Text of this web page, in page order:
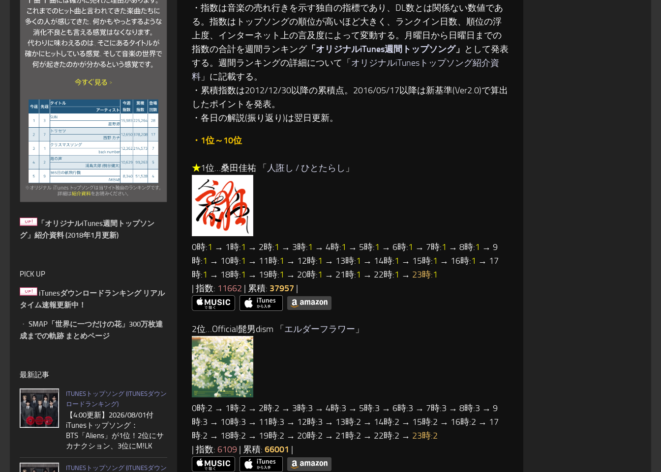
・指数は音楽の売れ行きを示す独自の指標であり、DL数とは関係ない数値であ
る。指数はトップソングの順位が高いほど大きく、ランクイン日数、順位の浮
上度、インターネット上の言及度によって変動する。月曜日から日曜日までの
指数の合計を週間ランキング「 オリジナルiTunes週間トップソング」 として発表
する。週間ランキングの詳細について「 オリジナルiTunesトップソング紹介資
料 」に記載する。
・累積指数は2012/12/30以降の累積点。2016/05/17以降は新基準(Ver2.0)で算出
したポイントを発表。
・各日の解説(振り返り)は翌日更新。
・1位～10位
★1位…桑田佳祐 「 人誑し / ひとたらし 」
0時:1 → 1時:1 → 2時:1 → 3時:1 → 4時:1 → 5時:1 → 6時:1 → 7時:1 → 8時:1 → 9
時:1 → 10時:1 → 11時:1 → 12時:1 → 13時:1 → 14時:1 → 15時:1 → 16時:1 → 17
時:1 → 18時:1 → 19時:1 → 20時:1 → 21時:1 → 22時:1 → 23時:1
| 指数: 11662 | 累積: 37957 |
2位…Official髭男dism 「 エルダーフラワー 」
0時:2 → 1時:2 → 2時:2 → 3時:3 → 4時:3 → 5時:3 → 6時:3 → 7時:3 → 8時:3 → 9
時:3 → 10時:3 → 11時:3 → 12時:3 → 13時:2 → 14時:2 → 15時:2 → 16時:2 → 17
時:2 → 18時:2 → 19時:2 → 20時:2 → 21時:2 → 22時:2 → 23時:2
| 指数: 6109 | 累積: 66001 |
「オリジナルiTunes週間トップソン
グ」紹介資料 (2018年1月更新)
PICK UP
iTunesダウンロードランキング リアル
タイム速報更新中！
・ SMAP「世界に一つだけの花」300万枚達
成までの軌跡 まとめページ
最新記事
ITUNESトップソング (ITUNESダウン
ロードランキング)
【4:00更新】2026/08/01付
iTunesトップソング：
BTS「Aliens」が1位！2位にサ
カナクション、3位にM!LK
ITUNESトップソング (ITUNESダウン